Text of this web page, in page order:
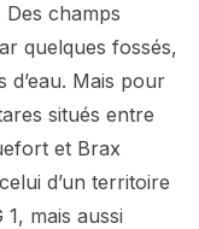
champs
quelques fossés,
d’eau. Mais pour
situés entre
et Brax
d’un territoire
mais aussi